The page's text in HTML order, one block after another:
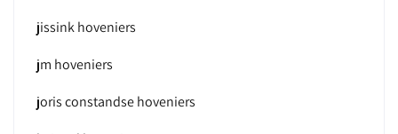
jissink hoveniers
jm hoveniers
joris constandse hoveniers